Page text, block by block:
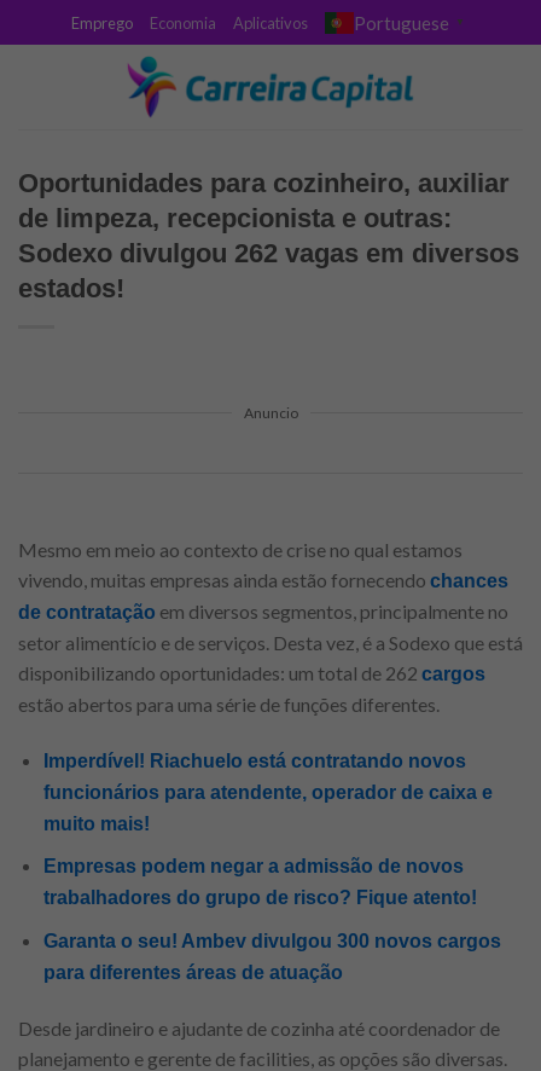
to
Emprego Economia Aplicativos Portuguese ▼
Oportunidades para cozinheiro, auxiliar
de limpeza, recepcionista e outras:
Sodexo divulgou 262 vagas em diversos
estados!
Anuncio
Mesmo em meio ao contexto de crise no qual estamos
vivendo, muitas empresas ainda estão fornecendo chances
de contratação em diversos segmentos, principalmente no
setor alimentício e de serviços. Desta vez, é a Sodexo que está
disponibilizando oportunidades: um total de 262 cargos
estão abertos para uma série de funções diferentes.
Imperdível! Riachuelo está contratando novos
funcionários para atendente, operador de caixa e
muito mais!
Empresas podem negar a admissão de novos
trabalhadores do grupo de risco? Fique atento!
Garanta o seu! Ambev divulgou 300 novos cargos
para diferentes áreas de atuação
Desde jardineiro e ajudante de cozinha até coordenador de
planejamento e gerente de facilities, as opções são diversas.